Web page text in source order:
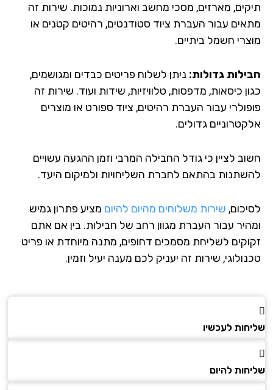
מארזים, מסכי מחשב וארוניות נמוכות. שירות זה
עבור העברת ציוד סטודנטים, רהיטים קטנים או
חשמל ביתיים.
גדולות:ניתן לשלוח פריטים כבדים ומגושמים,
כיסאות, מדפסות, טלוויזיות, שידות ועוד. שירות זה
עבור העברת רהיטים, ציוד ספורט או מוצרים
גדולים.
לציין כי גודל החבילה המרבי וזמן ההגעה עשויים
בהתאם לחברת השליחויות ולמיקום היעד.
שירות משלוחים מהיום להיוםמציע פתרון גמיש
עבור העברת מגוון רחב של חבילות. בין אם אתם
לשליחת מסמכים דחופים, מתנה מיוחדת או פריט
שירות זה יעניק לכם מענה יעיל וזמין.
לעכשיו
להיום